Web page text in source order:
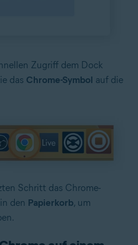
Zugriff dem Dock
das Chrome-Symbol auf die
Schritt das Chrome-
den Papierkorb, um